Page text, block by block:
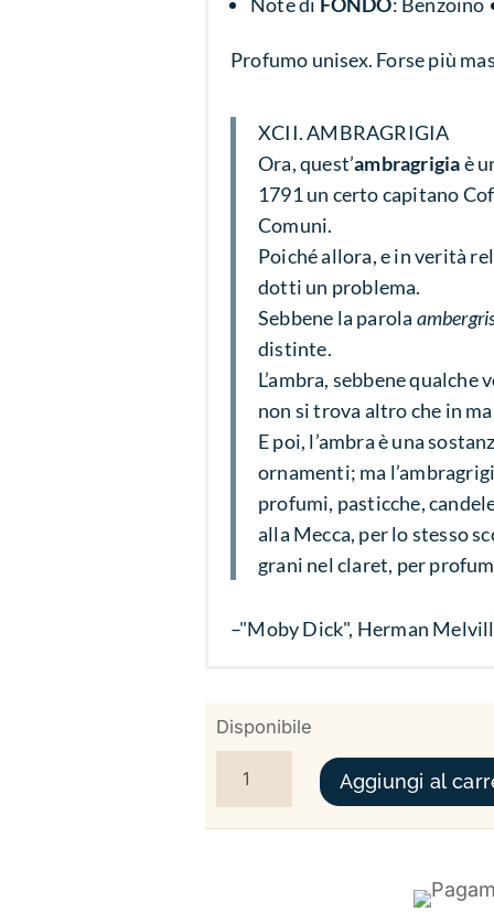
Profumo unisex. Forse più
XCII. AMBRAGRIGIA
Ora, quest’ambragrigiaè
1791 un certo capitano
Comuni.
Poiché allora, e in verità
dotti un problema.
Sebbene la parola
distinte.
L’ambra, sebbene
non si trova altro che in
E poi, l’ambra è una
ornamenti; ma
profumi, pasticche,
alla Mecca, per lo stesso
grani nel claret, per
–"Moby Dick", Herman
Disponibile
DEEP OCEAN AMBER QUANTITÀ
Aggiungi al